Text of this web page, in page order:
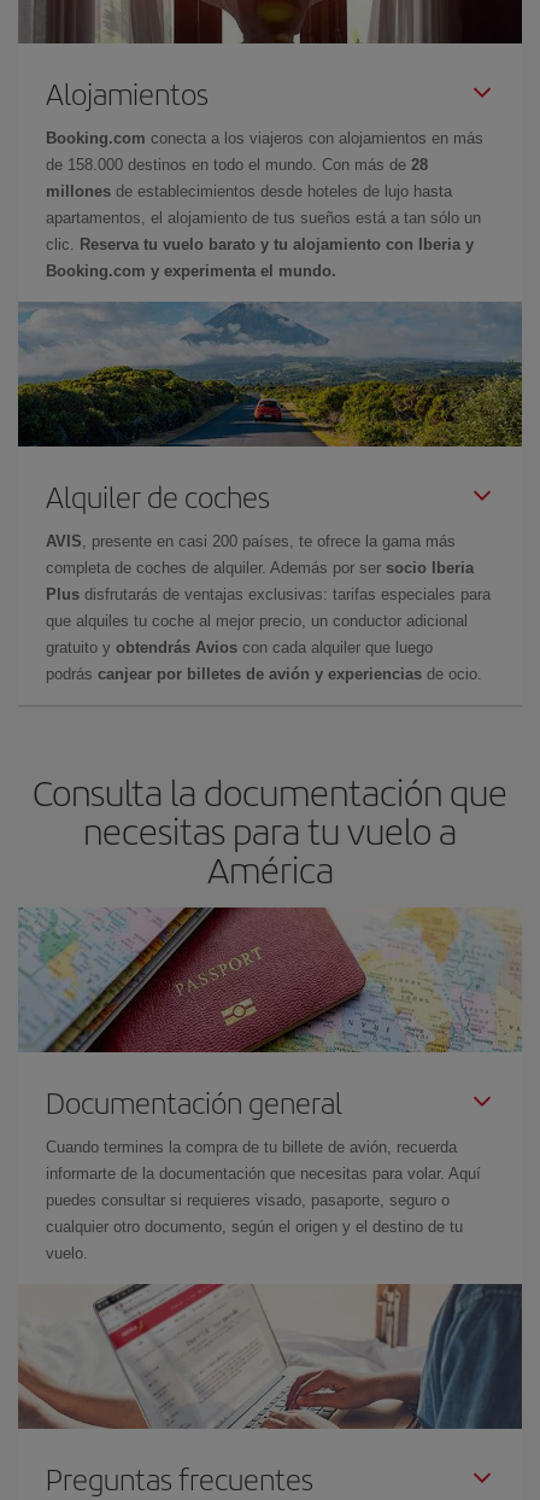
Alojamientos
Booking.com conecta a los viajeros con alojamientos en más
de 158.000 destinos en todo el mundo. Con más de 28
millones de establecimientos desde hoteles de lujo hasta
apartamentos, el alojamiento de tus sueños está a tan sólo un
clic.
Reserva tu vuelo barato y tu alojamiento con Iberia y
Booking.com y experimenta el mundo.
Alquiler de coches
AVIS , presente en casi 200 países, te ofrece la gama más
completa de coches de alquiler. Además por ser socio Iberia
Plus disfrutarás de ventajas exclusivas: tarifas especiales para
que alquiles tu coche al mejor precio, un conductor adicional
gratuito y obtendrás Avios con cada alquiler que luego
podrás canjear por billetes de avión y experiencias de ocio.
Consulta la documentación que
necesitas para tu vuelo a
América
Documentación general
Cuando termines la compra de tu billete de avión, recuerda
informarte de la documentación que necesitas para volar. Aquí
puedes consultar si requieres visado, pasaporte, seguro o
cualquier otro documento, según el origen y el destino de tu
vuelo.
Preguntas frecuentes